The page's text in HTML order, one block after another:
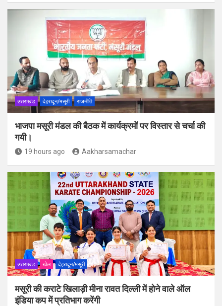
उत्तराखंड देहरादून/मसूरी राजनीति
भाजपा मसूरी मंडल की बैठक में कार्यक्रमों पर विस्तार से चर्चा की
गयी।
19 hours ago Aakharsamachar
उत्तराखंड खेल देहरादून/मसूरी
मसूरी की कराटे खिलाड़ी मीना रावत दिल्ली में होने वाले ऑल
इंडिया कप में प्रतिभाग करेंगी